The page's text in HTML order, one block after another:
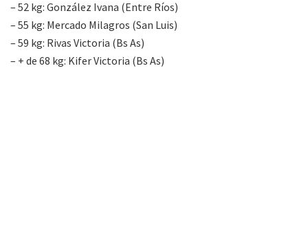
– 52 kg: González Ivana (Entre Ríos)
– 55 kg: Mercado Milagros (San Luis)
– 59 kg: Rivas Victoria (Bs As)
– + de 68 kg: Kifer Victoria (Bs As)